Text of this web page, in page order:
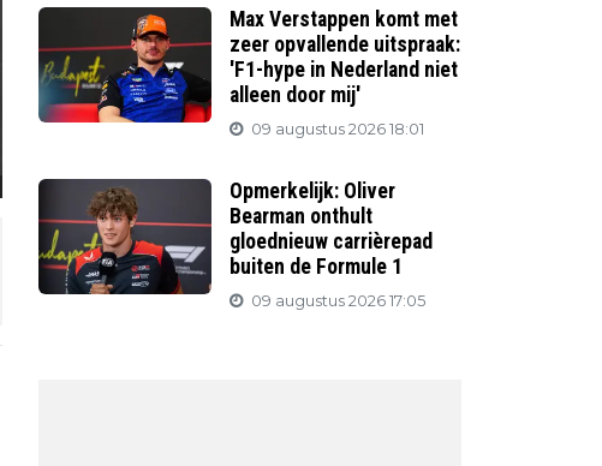
Max Verstappen komt met
zeer opvallende uitspraak:
'F1-hype in Nederland niet
alleen door mij'
09 augustus 2026 18:01
Opmerkelijk: Oliver
Bearman onthult
gloednieuw carrièrepad
buiten de Formule 1
09 augustus 2026 17:05